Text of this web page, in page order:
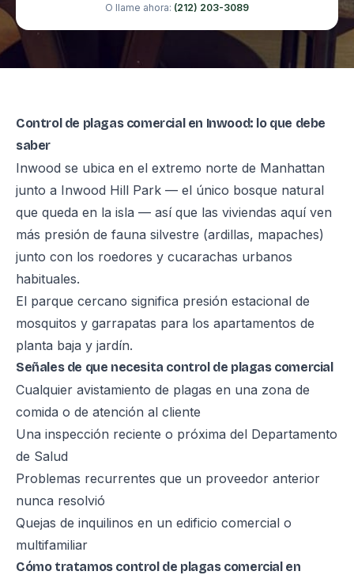
O llame ahora: (212) 203-3089
Control de plagas comercial en Inwood: lo que debe
saber
Inwood se ubica en el extremo norte de Manhattan
junto a Inwood Hill Park — el único bosque natural
que queda en la isla — así que las viviendas aquí ven
más presión de fauna silvestre (ardillas, mapaches)
junto con los roedores y cucarachas urbanos
habituales.
El parque cercano significa presión estacional de
mosquitos y garrapatas para los apartamentos de
planta baja y jardín.
Señales de que necesita control de plagas comercial
Cualquier avistamiento de plagas en una zona de
comida o de atención al cliente
Una inspección reciente o próxima del Departamento
de Salud
Problemas recurrentes que un proveedor anterior
nunca resolvió
Quejas de inquilinos en un edificio comercial o
multifamiliar
Cómo tratamos control de plagas comercial en